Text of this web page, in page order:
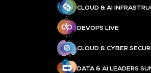
CLOUD & AI
DEVOPS LIVE
CLOUD & CYBER
DATA & AI LEADERS